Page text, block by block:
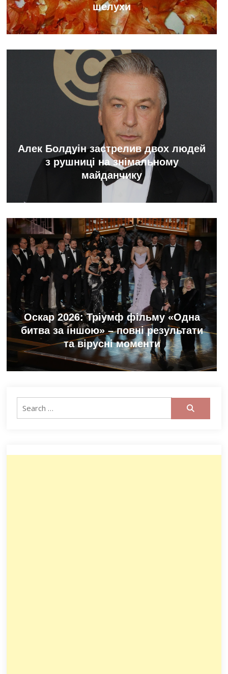
шелухи
Алек Болдуін застрелив двох людей
з рушниці на знімальному
майданчику
Оскар 2026: Тріумф фільму «Одна
битва за іншою» – повні результати
та вірусні моменти
Search